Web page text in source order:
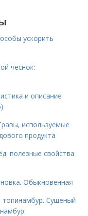
ускорить
чеснок:
и описание
используемые
продукта
полезные свойства
Обыкновенная
топинамбур. Сушеный